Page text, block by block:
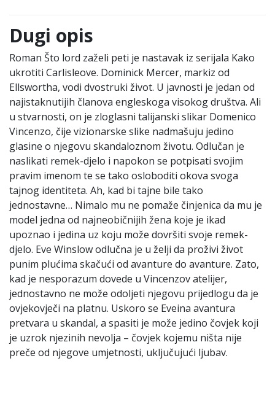
Dugi opis
Roman Što lord zaželi peti je nastavak iz serijala Kako
ukrotiti Carlisleove. Dominick Mercer, markiz od
Ellswortha, vodi dvostruki život. U javnosti je jedan od
najistaknutijih članova engleskoga visokog društva. Ali
u stvarnosti, on je zloglasni talijanski slikar Domenico
Vincenzo, čije vizionarske slike nadmašuju jedino
glasine o njegovu skandaloznom životu. Odlučan je
naslikati remek-djelo i napokon se potpisati svojim
pravim imenom te se tako osloboditi okova svoga
tajnog identiteta. Ah, kad bi tajne bile tako
jednostavne… Nimalo mu ne pomaže činjenica da mu je
model jedna od najneobičnijih žena koje je ikad
upoznao i jedina uz koju može dovršiti svoje remek-
djelo. Eve Winslow odlučna je u želji da proživi život
punim plućima skačući od avanture do avanture. Zato,
kad je nesporazum dovede u Vincenzov atelijer,
jednostavno ne može odoljeti njegovu prijedlogu da je
ovjekovječi na platnu. Uskoro se Eveina avantura
pretvara u skandal, a spasiti je može jedino čovjek koji
je uzrok njezinih nevolja – čovjek kojemu ništa nije
preče od njegove umjetnosti, uključujući ljubav.